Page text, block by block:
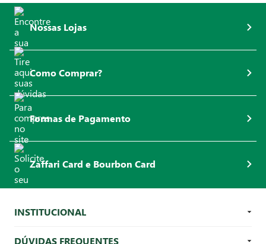
Nossas Lojas
Como Comprar?
Formas de Pagamento
Zaffari Card e Bourbon Card
INSTITUCIONAL
DÚVIDAS FREQUENTES